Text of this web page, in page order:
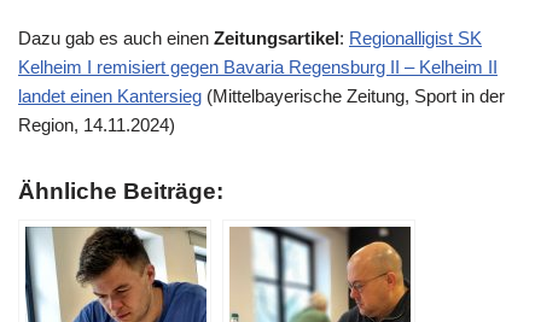
Dazu gab es auch einen Zeitungsartikel : Regionalligist SK
Kelheim I remisiert gegen Bavaria Regensburg II – Kelheim II
landet einen Kantersieg (Mittelbayerische Zeitung, Sport in der
Region, 14.11.2024)
Ähnliche Beiträge: